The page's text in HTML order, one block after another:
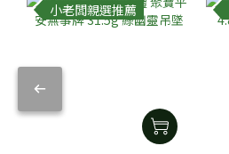
小老闆親選推薦